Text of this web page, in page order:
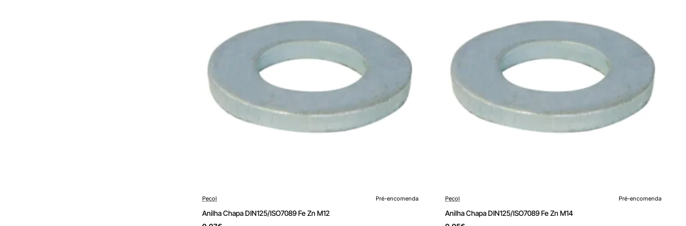
Pré-encomenda
Pecol Pré-encomenda
Anilha Chapa DIN125/ISO7089 Fe Zn M12
Pré-encomenda
Pecol Pré-encomenda
Anilha Chapa DIN125/ISO7089 Fe Zn M14